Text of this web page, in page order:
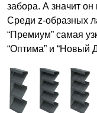
забора. А значит
Среди z-образных
“Премиум” самая
“Оптима” и “Новый